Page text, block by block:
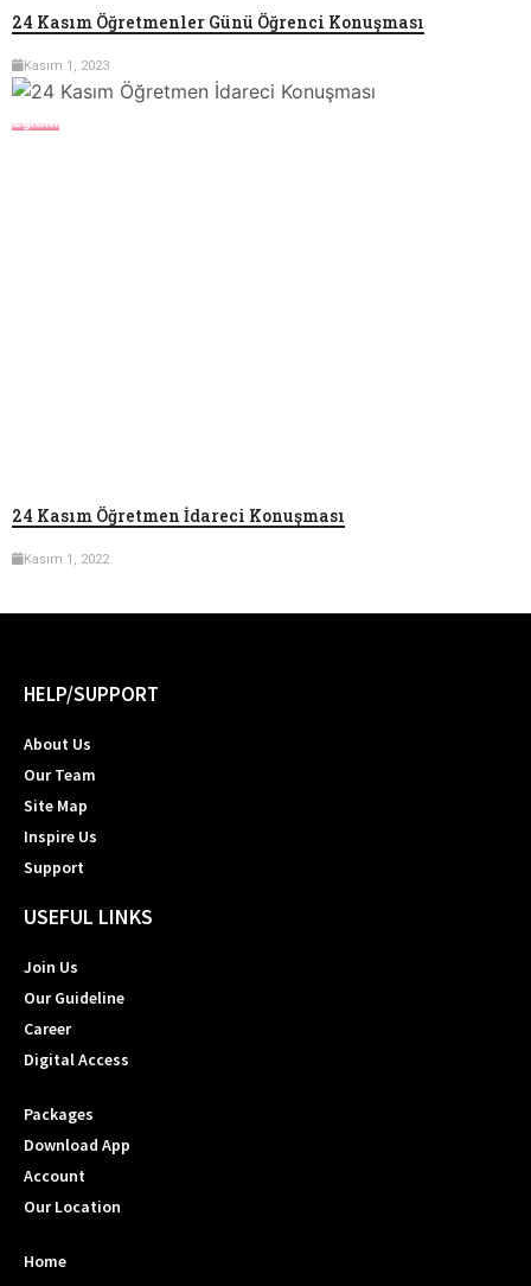
24 Kasım Öğretmenler Günü Öğrenci Konuşması
Kasım 1, 2023
Eğitim
24 Kasım Öğretmen İdareci Konuşması
Kasım 1, 2022
HELP/SUPPORT
About Us
Our Team
Site Map
Inspire Us
Support
USEFUL LINKS
Join Us
Our Guideline
Career
Digital Access
Packages
Download App
Account
Our Location
Home